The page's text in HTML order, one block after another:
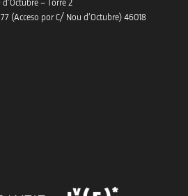
– Torre 2
(Acceso por C/ Nou d’Octubre) 46018